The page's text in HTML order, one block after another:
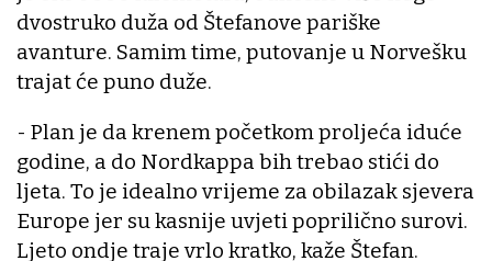
dvostruko duža od Štefanove pariške
avanture. Samim time, putovanje u Norvešku
trajat će puno duže.
- Plan je da krenem početkom proljeća iduće
godine, a do Nordkappa bih trebao stići do
ljeta. To je idealno vrijeme za obilazak sjevera
Europe jer su kasnije uvjeti poprilično surovi.
Ljeto ondje traje vrlo kratko, kaže Štefan.